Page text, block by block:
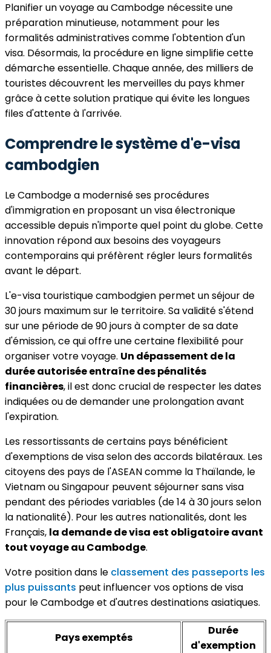
Planifier un voyage au Cambodge nécessite une
préparation minutieuse, notamment pour les
formalités administratives comme l'obtention d'un
visa. Désormais, la procédure en ligne simplifie cette
démarche essentielle. Chaque année, des milliers de
touristes découvrent les merveilles du pays khmer
grâce à cette solution pratique qui évite les longues
files d'attente à l'arrivée.
Comprendre le système d'e-visa
cambodgien
Le Cambodge a modernisé ses procédures
d'immigration en proposant un visa électronique
accessible depuis n'importe quel point du globe. Cette
innovation répond aux besoins des voyageurs
contemporains qui préfèrent régler leurs formalités
avant le départ.
L'e-visa touristique cambodgien permet un séjour de
30 jours maximum sur le territoire. Sa validité s'étend
sur une période de 90 jours à compter de sa date
d'émission, ce qui offre une certaine flexibilité pour
organiser votre voyage. Un dépassement de la
durée autorisée entraîne des pénalités
financières, il est donc crucial de respecter les dates
indiquées ou de demander une prolongation avant
l'expiration.
Les ressortissants de certains pays bénéficient
d'exemptions de visa selon des accords bilatéraux. Les
citoyens des pays de l'ASEAN comme la Thaïlande, le
Vietnam ou Singapour peuvent séjourner sans visa
pendant des périodes variables (de 14 à 30 jours selon
la nationalité). Pour les autres nationalités, dont les
Français, la demande de visa est obligatoire avant
tout voyage au Cambodge.
Votre position dans le classement des passeports les
plus puissants peut influencer vos options de visa
pour le Cambodge et d'autres destinations asiatiques.
Pays exemptés
Durée
d'exemption